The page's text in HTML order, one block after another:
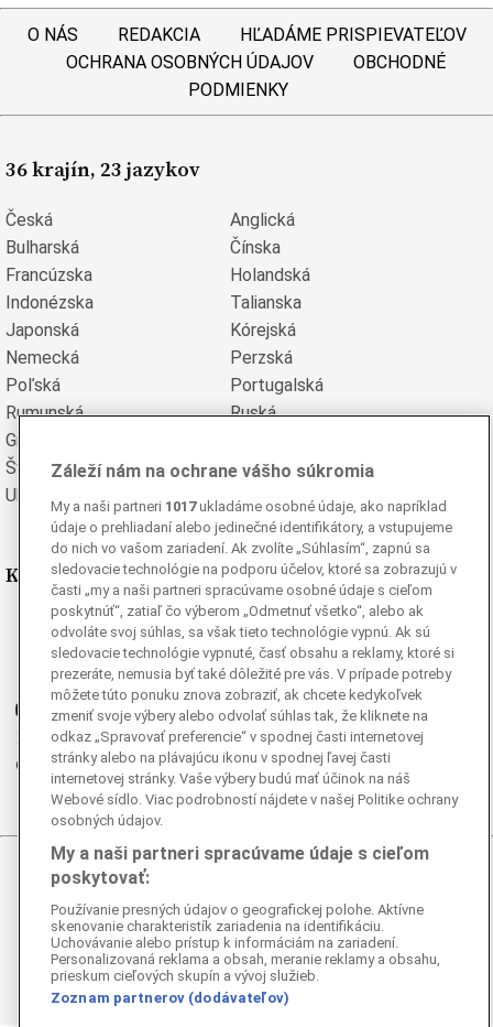
O NÁS REDAKCIA
HĽADÁME PRISPIEVATEĽOV
OCHRANA OSOBNÝCH ÚDAJOV
OBCHODNÉ
PODMIENKY
36 krajín, 23 jazykov
Česká
Anglická
Bulharská
Čínska
Francúzska
Holandská
Indonézska
Talianska
Japonská
Kórejská
Nemecká
Perzská
Poľská
Portugalská
Rumunská
Ruská
Grécka
Švédska
Turecká
Ukrajinská
Vietnamská
Kde nás nájdete
Facebook
Instagram
Ganjing
Youtube
Twitter
Telegram
RSS
© 2026 Epoch Times Slovensko
Všetky práva vyhradené. Publikovanie alebo ďalšie šírenie
správ a fotografií zo zdrojov TASR je bez
predchádzajúceho písomného súhlasu TASR porušením
autorského zákona.
Záleží nám na ochrane vášho súkromia
My a naši partneri 1017ukladáme osobné údaje, ako napríklad
údaje o prehliadaní alebo jedinečné identifikátory, a vstupujeme
do nich vo vašom zariadení. Ak zvolíte „Súhlasím“, zapnú sa
sledovacie technológie na podporu účelov, ktoré sa zobrazujú v
časti „my a naši partneri spracúvame osobné údaje s cieľom
poskytnúť“, zatiaľ čo výberom „Odmetnuť všetko“, alebo ak
odvoláte svoj súhlas, sa však tieto technológie vypnú. Ak sú
sledovacie technológie vypnuté, časť obsahu a reklamy, ktoré si
prezeráte, nemusia byť také dôležité pre vás. V prípade potreby
môžete túto ponuku znova zobraziť, ak chcete kedykoľvek
zmeniť svoje výbery alebo odvolať súhlas tak, že kliknete na
odkaz „Spravovať preferencie“ v spodnej časti internetovej
stránky alebo na plávajúcu ikonu v spodnej ľavej časti
internetovej stránky. Vaše výbery budú mať účinok na náš
Webové sídlo. Viac podrobností nájdete v našej Politike ochrany
osobných údajov.
My a naši partneri spracúvame údaje s cieľom
poskytovať:
Používanie presných údajov o geografickej polohe. Aktívne
skenovanie charakteristík zariadenia na identifikáciu.
Uchovávanie alebo prístup k informáciám na zariadení.
Personalizovaná reklama a obsah, meranie reklamy a obsahu,
prieskum cieľových skupín a vývoj služieb.
Zoznam partnerov (dodávateľov)